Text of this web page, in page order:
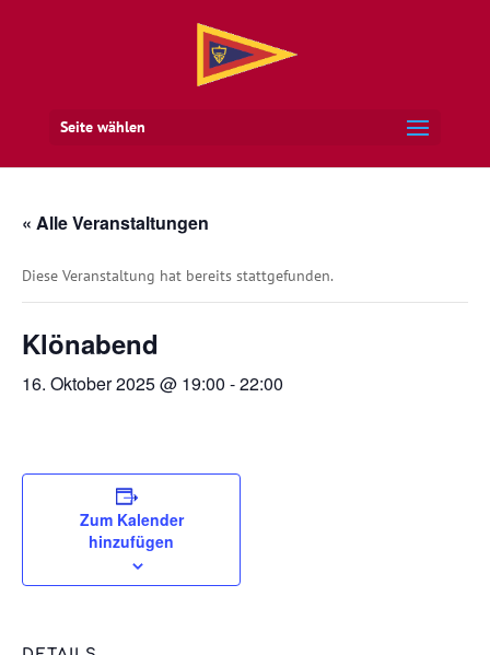
Seite wählen
« Alle Veranstaltungen
Diese Veranstaltung hat bereits stattgefunden.
Klönabend
16. Oktober 2025 @ 19:00 -22:00
Zum Kalender
hinzufügen